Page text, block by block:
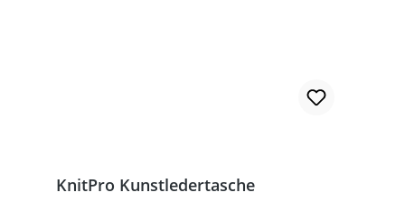
KnitPro Kunstledertasche